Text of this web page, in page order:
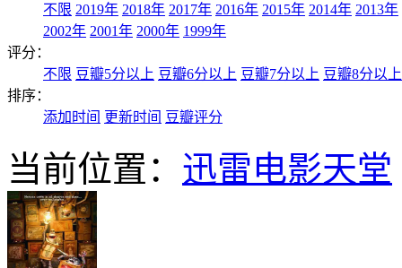
不限 2019年 2018年 2017年 2016年 2015年 2014年 2013年
2002年 2001年 2000年 1999年
评分：
不限 豆瓣5分以上 豆瓣6分以上 豆瓣7分以上 豆瓣8分以上
排序：
添加时间 更新时间 豆瓣评分
当前位置： 迅雷电影天堂